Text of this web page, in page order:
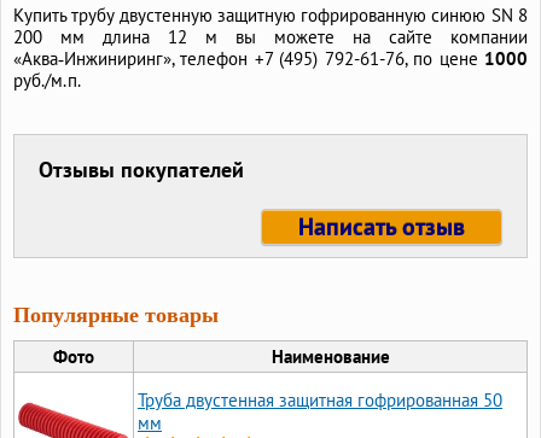
Купить трубу двустенную защитную гофрированную синюю SN 8
200 мм длина 12 м вы можете на сайте компании
«Аква‑Инжиниринг», телефон +7 (495) 792-61-76,по цене 1000
руб./м.п.
Отзывы покупателей
Написать отзыв
Популярные товары
Фото
Наименование
Труба двустенная защитная гофрированная 50
мм